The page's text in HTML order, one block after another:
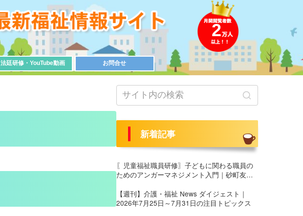
2
法廷研修・YouTube動画 お問合せ
新着記事
〖児童福祉職員研修〗子どもに関わる職員の
ためのアンガーマネジメント入門｜砂町友愛
【週刊】介護・福祉 News ダイジェスト｜
2026年7月25日～7月31日の注目トピックス